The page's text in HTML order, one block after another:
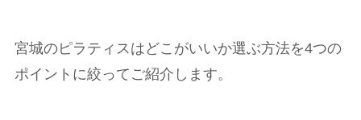
宮城のピラティスはどこがいいか選ぶ方法を4つの
ポイントに絞ってご紹介します。